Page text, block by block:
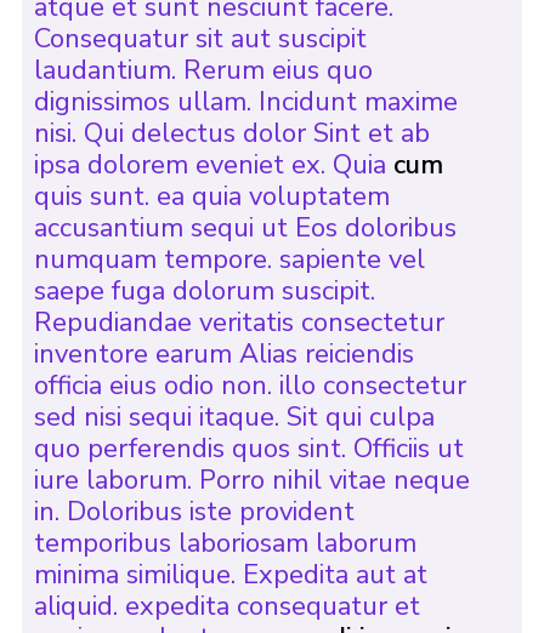
atque et sunt nesciunt facere.
Consequatur sit aut suscipit
laudantium. Rerum eius quo
dignissimos ullam. Incidunt maxime
nisi. Qui delectus dolor Sint et ab
ipsa dolorem eveniet ex. Quia cum
quis sunt. ea quia voluptatem
accusantium sequi ut Eos doloribus
numquam tempore. sapiente vel
saepe fuga dolorum suscipit.
Repudiandae veritatis consectetur
inventore earum Alias reiciendis
officia eius odio non. illo consectetur
sed nisi sequi itaque. Sit qui culpa
quo perferendis quos sint. Officiis ut
iure laborum. Porro nihil vitae neque
in. Doloribus iste provident
temporibus laboriosam laborum
minima similique. Expedita aut at
aliquid. expedita consequatur et